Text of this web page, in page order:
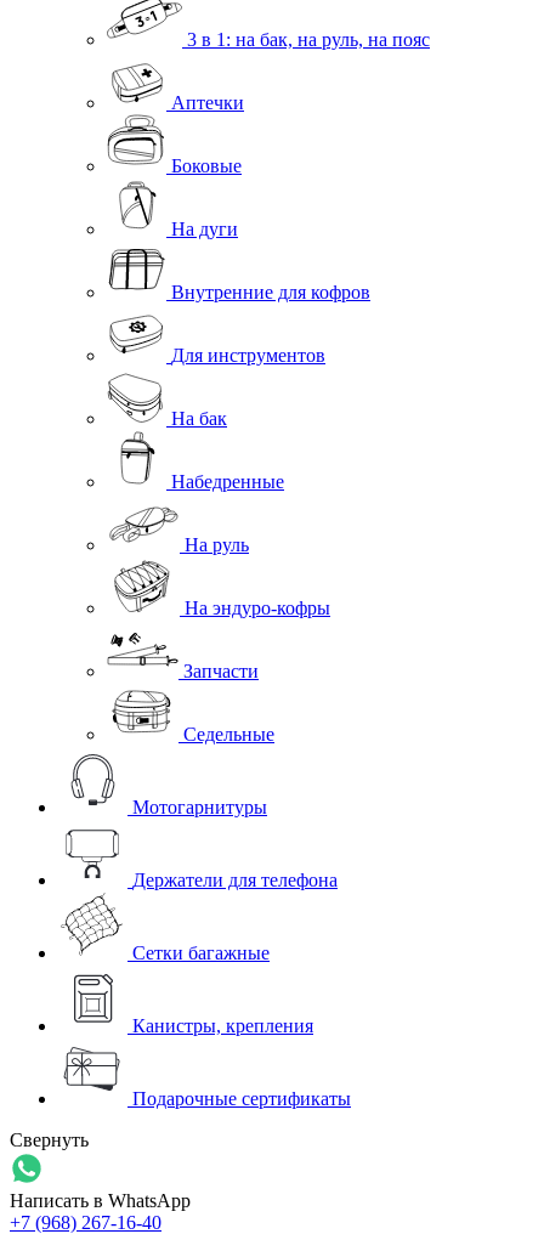
3 в 1: на бак, на руль, на пояс
Аптечки
Боковые
На дуги
Внутренние для кофров
Для инструментов
На бак
Набедренные
На руль
На эндуро-кофры
Запчасти
Седельные
Мотогарнитуры
Держатели для телефона
Сетки багажные
Канистры, крепления
Подарочные сертификаты
Свернуть
Написать в WhatsApp
+7 (968) 267-16-40